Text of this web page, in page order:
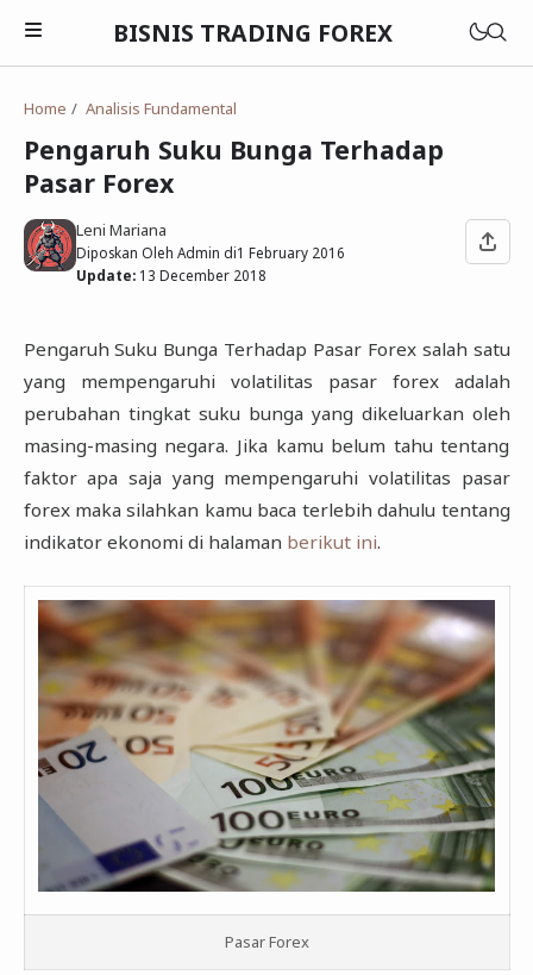
BISNIS TRADING FOREX
Saham
Emas
Obligasi
Contract For Difference
Saham
Oil
Analisis Teknikal
Analisis Fundamental
Broker Forex
Signal Forex
Forex Calendar
Agriculture
Finance
Mining
Infrastructure
Basic Industry
Miscellaneous Industry
Property & Building Construction
Trade & Services
Home Analisis Fundamental
Pengaruh Suku Bunga Terhadap
Pasar Forex
Leni Mariana
Diposkan Oleh Admin di1 February 2016
Update: 13 December 2018
Pengaruh Suku Bunga Terhadap Pasar Forex salah satu
yang mempengaruhi volatilitas pasar forex adalah
perubahan tingkat suku bunga yang dikeluarkan oleh
masing-masing negara. Jika kamu belum tahu tentang
faktor apa saja yang mempengaruhi volatilitas pasar
forex maka silahkan kamu baca terlebih dahulu tentang
indikator ekonomi di halaman berikut ini.
Pasar Forex